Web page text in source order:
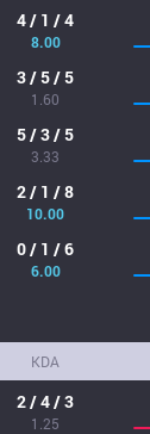
4 / 1 / 4
8.00
3 / 5 / 5
1.60
5 / 3 / 5
3.33
2 / 1 / 8
10.00
0 / 1 / 6
6.00
KDA
2 / 4 / 3
1.25